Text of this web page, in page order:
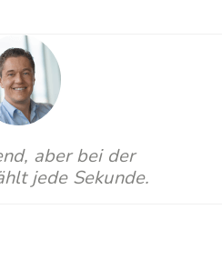
aber bei der
jede Sekunde.